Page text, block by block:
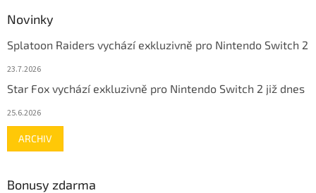
Novinky
Splatoon Raiders vychází exkluzivně pro Nintendo Switch 2
23.7.2026
Star Fox vychází exkluzivně pro Nintendo Switch 2 již dnes
25.6.2026
ARCHIV
Bonusy zdarma